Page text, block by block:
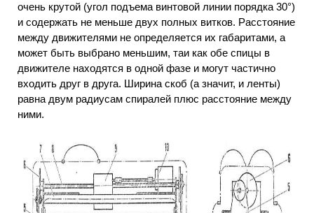
очень крутой (угол подъема винтовой линии порядка 30°)
и содержать не меньше двух полных витков. Расстояние
между движителями не определяется их габаритами, а
может быть выбрано меньшим, таи как обе спицы в
движителе находятся в одной фазе и могут частично
входить друг в друга. Ширина скоб (а значит, и ленты)
равна двум радиусам спиралей плюс расстояние между
ними.